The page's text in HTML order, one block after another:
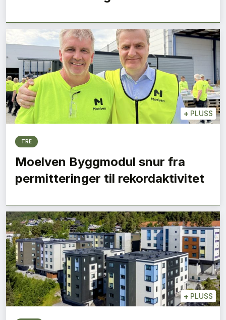
+ PLUSS
TRE
Moelven Byggmodul snur fra
permitteringer til rekordaktivitet
+ PLUSS